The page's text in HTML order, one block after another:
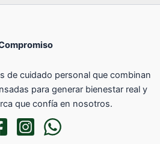
de cuidado personal que combinan
para generar bienestar real y
que confía en nosotros.